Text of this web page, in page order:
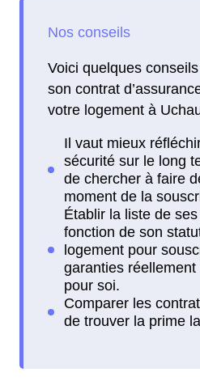
Voici quelques
son contrat
votre logement à